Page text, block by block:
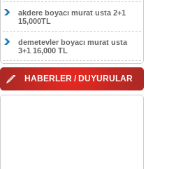
akdere boyacı murat usta 2+1
15,000TL
demetevler boyacı murat usta
3+1 16,000 TL
HABERLER / DUYURULAR